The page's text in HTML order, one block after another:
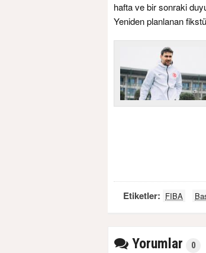
hafta ve bir sonraki
Yeniden planlanan
Etiketler: FIBA
Yorumlar 0